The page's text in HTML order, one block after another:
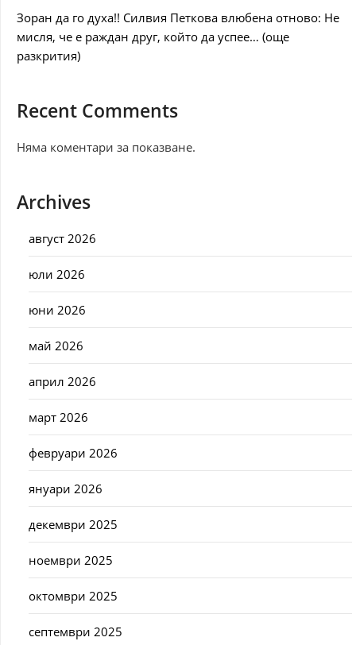
Зоран да го духа!! Силвия Петкова влюбена отново: Не
мисля, че е раждан друг, който да успее… (още
разкрития)
Recent Comments
Няма коментари за показване.
Archives
август 2026
юли 2026
юни 2026
май 2026
април 2026
март 2026
февруари 2026
януари 2026
декември 2025
ноември 2025
октомври 2025
септември 2025